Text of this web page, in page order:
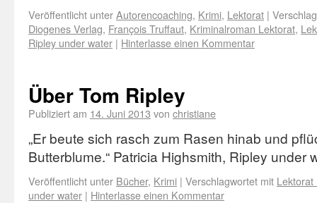
Veröffentlicht unterAutorencoaching, Krimi, Lektorat |
Diogenes Verlag, François Truffaut, Kriminalroman Lektorat,
Ripley under water | Hinterlasse einen Kommentar
Über Tom Ripley
Publiziert am 14. Juni 2013 von christiane
„Er beute sich rasch zum Rasen hinab und
Butterblume.“ Patricia Highsmith, Ripley under
Veröffentlicht unter Bücher, Krimi | Verschlagwortet mit Lektorat
under water | Hinterlasse einen Kommentar